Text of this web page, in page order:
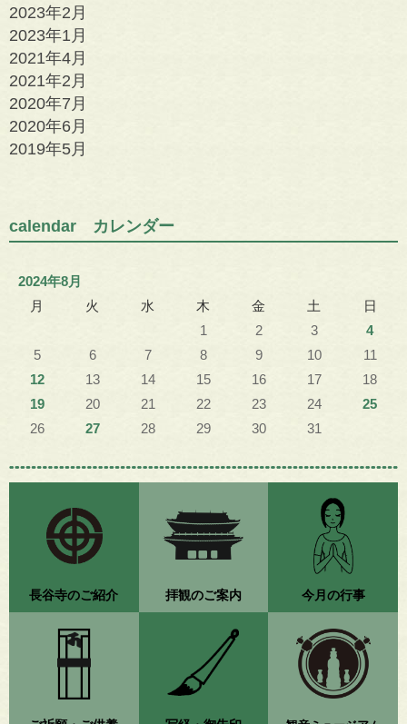
2023年2月
2023年1月
2021年4月
2021年2月
2020年7月
2020年6月
2019年5月
calendar カレンダー
2024年8月
月
火 水 木 金 土
日
1
2 3
4
5
6 7 8 9 10
11
12
13 14 15 16 17
18
19
20 21 22 23 24
25
26
27 28 29 30 31
長谷寺のご紹介 拝観のご案内 今月の行事